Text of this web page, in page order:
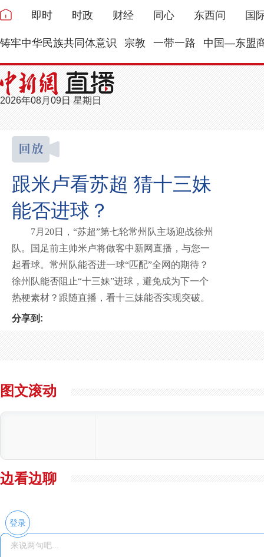
即时 时政 财经 同心 东西问 国
铸牢中华民族共同体意识 宗教 一带一路 中国—东盟
2026年08月09日 星期日
跟米卢看苏超 猜十三妹
能否进球？
7月20日，“苏超”第七轮常州队主场迎战徐州
队。国足前主帅米卢将做客中新网直播，与您一
起看球。常州队能否进一球“匹配”全网的期待？
徐州队能否阻止“十三妹”进球，避免成为下一个
热梗素材？跟随直播，看十三妹能否实现突破。
分享到:
图文滚动
边看边聊
登录